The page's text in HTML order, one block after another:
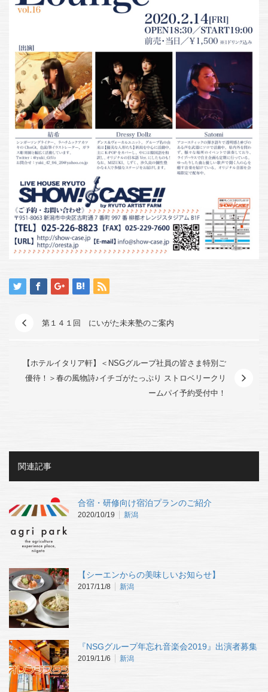
第１４１回 にいがた未来塾のご案内
【ホテルイタリア軒】＜NSGグループ社員の皆さま特別ご
優待！＞春の風物詩♪イチゴがたっぷり ストロベリークリ
ームパイ予約受付中！
関連記事
合宿・研修向け宿泊プランのご紹介
2020/10/19 新潟
【シーエンからの美味しいお知らせ】
2017/11/8 新潟
『NSGグループ年忘れ音楽会2019』出演者募集
2019/11/6 新潟